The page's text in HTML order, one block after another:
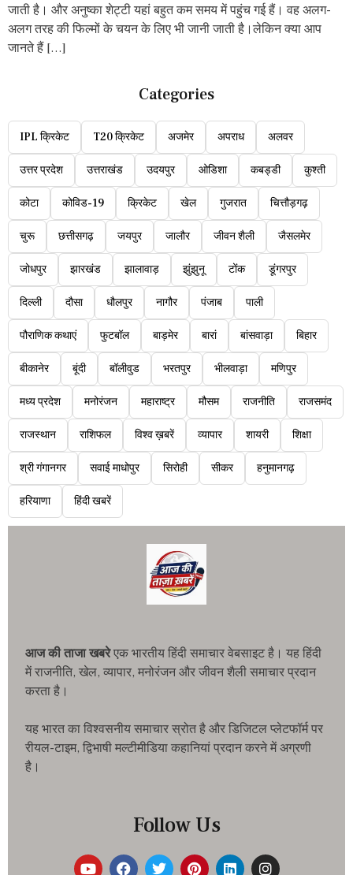
जाती है। और अनुष्का शेट्टी यहां बहुत कम समय में पहुंच गई हैं। वह अलग-
अलग तरह की फिल्मों के चयन के लिए भी जानी जाती है।लेकिन क्या आप
जानते हैं […]
Categories
IPL क्रिकेट T20 क्रिकेट अजमेर अपराध अलवर
उत्तर प्रदेश उत्तराखंड उदयपुर ओडिशा कबड्डी कुश्ती
कोटा कोविड-19 क्रिकेट खेल गुजरात चित्तौड़गढ़
चुरू छत्तीसगढ़ जयपुर जालौर जीवन शैली जैसलमेर
जोधपुर झारखंड झालावाड़ झुंझुनू टोंक डूंगरपुर
दिल्ली दौसा धौलपुर नागौर पंजाब पाली
पौराणिक कथाएं फुटबॉल बाड़मेर बारां बांसवाड़ा बिहार
बीकानेर बूंदी बॉलीवुड भरतपुर भीलवाड़ा मणिपुर
मध्य प्रदेश मनोरंजन महाराष्ट्र मौसम राजनीति राजसमंद
राजस्थान राशिफल विश्व ख़बरें व्यापार शायरी शिक्षा
श्री गंगानगर सवाई माधोपुर सिरोही सीकर हनुमानगढ़
हरियाणा हिंदी खबरें
आज की ताजा खबरेएक भारतीय हिंदी समाचार वेबसाइट है। यह हिंदी
में राजनीति, खेल, व्यापार, मनोरंजन और जीवन शैली समाचार प्रदान
करता है।
यह भारत का विश्वसनीय समाचार स्रोत है और डिजिटल प्लेटफॉर्म पर
रीयल-टाइम, द्विभाषी मल्टीमीडिया कहानियां प्रदान करने में अग्रणी
है।
Follow Us